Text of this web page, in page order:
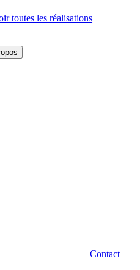
toutes les réalisations
Contact